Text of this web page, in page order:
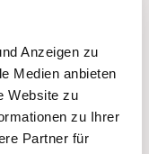
Anzeigen zu
Medien anbieten
Website zu
zu Ihrer
Partner für
Die Fenster
Beginn der
aus. Von der
Frau